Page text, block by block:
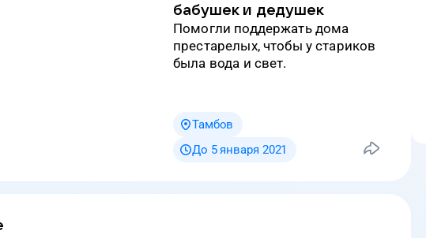
бабушек и дедушек
Помогли поддержать дома
престарелых, чтобы у стариков
была вода и свет.
Тамбов
До 5 января 2021